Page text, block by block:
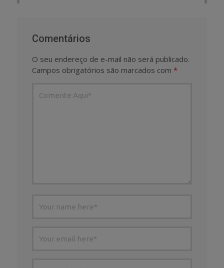
Comentários
O seu endereço de e-mail não será publicado.
Campos obrigatórios são marcados com *